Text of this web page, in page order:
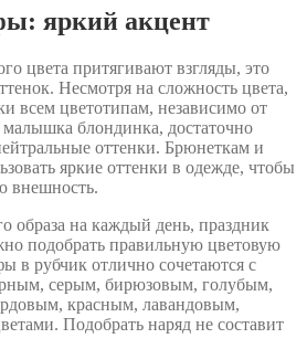
яркий акцент
цвета притягивают взгляды, это
Несмотря на сложность цвета,
всем цветотипам, независимо от
блондинка, достаточно
оттенки. Брюнеткам и
яркие оттенки в одежде, чтобы
внешность.
образа на каждый день, праздник
подобрать правильную цветовую
в рубчик отлично сочетаются с
серым, бирюзовым, голубым,
красным, лавандовым,
Подобрать наряд не составит